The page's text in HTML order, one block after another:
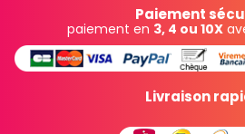
Paiement
paiement en 3, 4 ou 10X
Livraison